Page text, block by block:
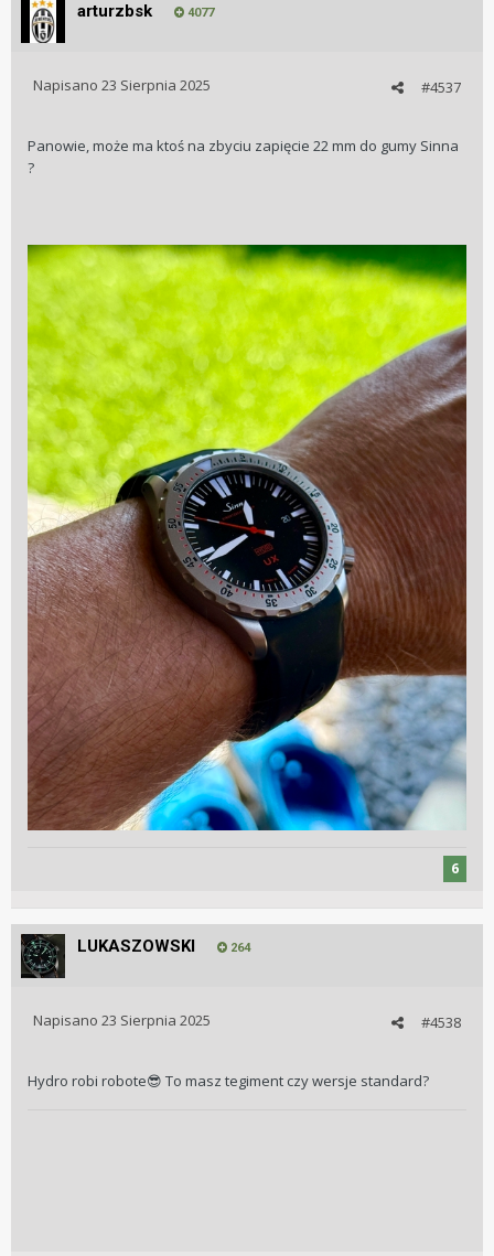
arturzbsk 4077
#4537
Napisano 23 Sierpnia 2025
Panowie, może ma ktoś na zbyciu zapięcie 22 mm do gumy Sinna
?
6
LUKASZOWSKI 264
#4538
Napisano 23 Sierpnia 2025
Hydro robi robote😎 To masz tegiment czy wersje standard?